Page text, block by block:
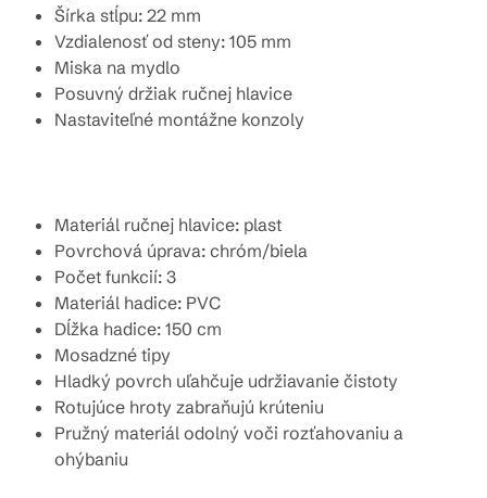
Šírka stĺpu: 22 mm
Vzdialenosť od steny: 105 mm
Miska na mydlo
Posuvný držiak ručnej hlavice
Nastaviteľné montážne konzoly
Materiál ručnej hlavice: plast
Povrchová úprava: chróm/biela
Počet funkcií: 3
Materiál hadice: PVC
Dĺžka hadice: 150 cm
Mosadzné tipy
Hladký povrch uľahčuje udržiavanie čistoty
Rotujúce hroty zabraňujú krúteniu
Pružný materiál odolný voči rozťahovaniu a
ohýbaniu